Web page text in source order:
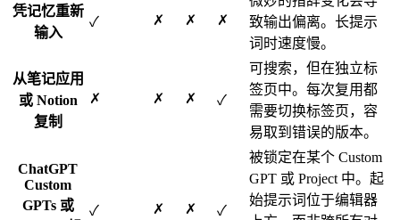
凭记忆重新
输入
✓ ✗ ✗ ✗
致输出偏离。长提示
词时速度慢。
从笔记应用
或 Notion
复制
✗ ✗ ✗ ✓
可搜索，但在独立标
签页中。每次复用都
需要切换标签页，容
易取到错误的版本。
ChatGPT
Custom
GPTs 或
✓ ✗ ✗ ✓
被锁定在某个 Custom
GPT 或 Project 中。起
始提示词位于编辑器